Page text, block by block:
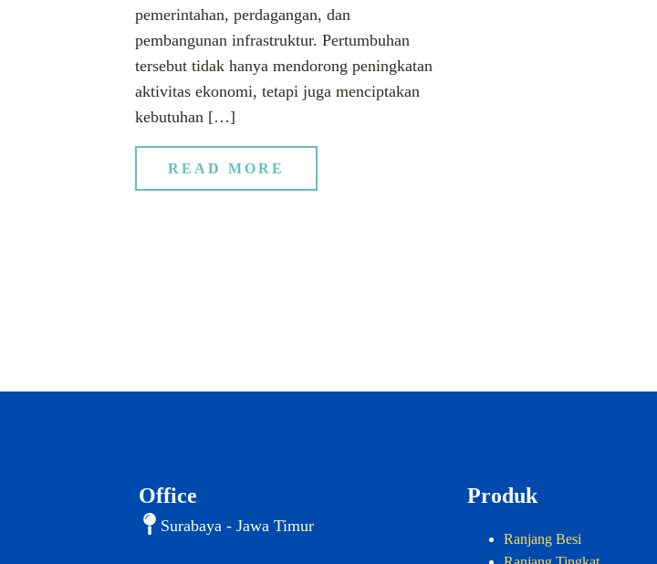
pemerintahan, perdagangan, dan
pembangunan infrastruktur. Pertumbuhan
tersebut tidak hanya mendorong peningkatan
aktivitas ekonomi, tetapi juga menciptakan
kebutuhan […]
READ MORE
Office
Surabaya - Jawa Timur
Produk
Ranjang Besi